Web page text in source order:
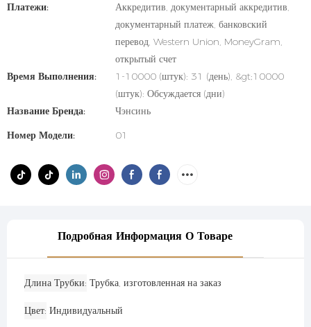
Платежи:
Аккредитив, документарный аккредитив,
документарный платеж, банковский
перевод, Western Union, MoneyGram,
открытый счет
Время Выполнения:
1-10000 (штук): 31 (день), &gt;10000
(штук): Обсуждается (дни)
Название Бренда:
Чэнсинь
Номер Модели:
01
Подробная Информация О Товаре
Длина Трубки Трубка, изготовленная на заказ
Цвет Индивидуальный